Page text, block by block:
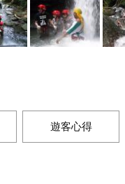
遊客心得